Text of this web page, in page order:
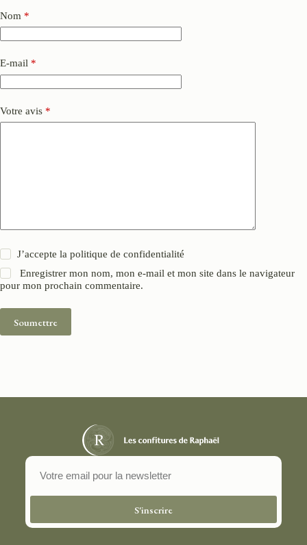
Nom *
E-mail *
Votre avis *
J’accepte lapolitique de confidentialité
Enregistrer mon nom, mon e-mail et mon site dans le navigateur
pour mon prochain commentaire.
Soumettre
S'inscrire